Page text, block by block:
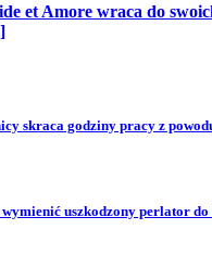
et Amore wraca do
skraca godziny pracy z
uszkodzony perlator